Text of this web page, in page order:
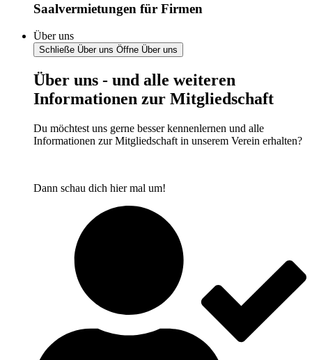
Saalvermietungen für Firmen
Über uns
Schließe Über uns Öffne Über uns
Über uns - und alle weiteren
Informationen zur Mitgliedschaft
Du möchtest uns gerne besser kennenlernen und alle
Informationen zur Mitgliedschaft in unserem Verein erhalten?
Dann schau dich hier mal um!